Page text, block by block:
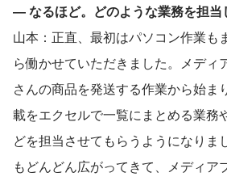
― なるほど。どのような業務を担当
山本：正直、最初はパソコン作業も
ら働かせていただきました。メディ
さんの商品を発送する作業から始ま
載をエクセルで一覧にまとめる業務
どを担当させてもらうようになりま
もどんどん広がってきて、メディア